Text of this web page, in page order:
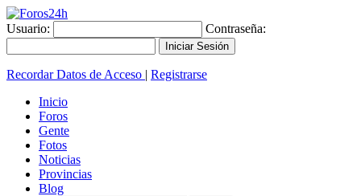
Usuario: Contraseña:
Recordar Datos de Acceso | Registrarse
Inicio
Foros
Gente
Fotos
Noticias
Provincias
Blog